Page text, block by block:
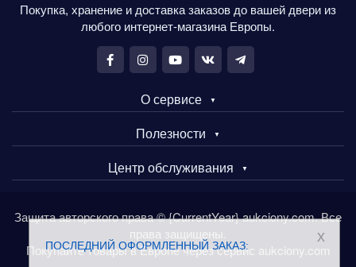
ПОСЛЕДНИЙ ОФОРМЛЕННЫЙ ЗАКАЗ:
x
Покупка, хранение и доставка заказов до вашей двери из
любого интернет-магазина Европы.
О сервисе
Полезности
Центр обслуживания
Защита авторского права © {CurrentYear} aukciony.com. Все
права защищены.
Покупайте товары в Европе через сервис aukciony.com